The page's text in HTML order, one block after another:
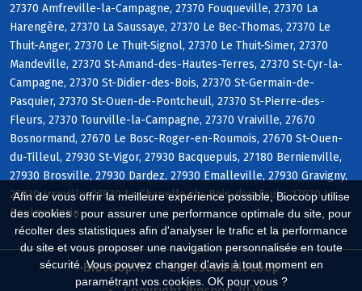
Afin de vous offrir la meilleure expérience possible, Biocoop utilise
des cookies : pour assurer une performance optimale du site, pour
récolter des statistiques afin d'analyser le trafic et la performance
du site et vous proposer une navigation personnalisée en toute
sécurité. Vous pouvez changer d'avis à tout moment en
paramétrant vos cookies. OK pour vous ?
27370 Amfreville-la-Campagne, 27370 Fouqueville, 27370 La
Harengère, 27370 La Saussaye, 27370 Le Bec-Thomas, 27370 Le
Thuit-Anger, 27370 Le Thuit-Signol, 27370 Le Thuit-Simer, 27370
Mandeville, 27370 St-Amand-des-Hautes-Terres, 27370 St-Cyr-la-
Campagne, 27370 St-Didier-des-Bois, 27370 St-Germain-de-
Pasquier, 27370 St-Ouen-de-Pontcheuil, 27370 St-Pierre-des-
Fleurs, 27370 Tourville-la-Campagne, 27370 Vraiville, 27670
Bosnormand, 27670 Le Bosc-Roger-en-Roumois, 27670 St-Ouen-
du-Tilleul, 27930 St-Vigor, 27930 Bacquepuis, 27180 Bernienville,
27930 Brosville, 27930 Dardez, 27930 Emalleville, 27930 Gravigny,
27930 Irreville, 27930 La Chapelle-du-Bois-des-Faulx, 27930 Le
Boulay-Morin
Biocoop.fr
Le réseau Biocoop